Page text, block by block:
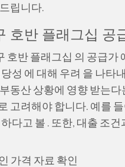
립니다.
호반 플래그십 공
호반 플래그십 의 공급가
성 에 대해 우려 을 나타
동산 상황에 영향 받는
고려해야 합니다. 예를
다고 볼 . 또한, 대출 조
가격 자료 확인